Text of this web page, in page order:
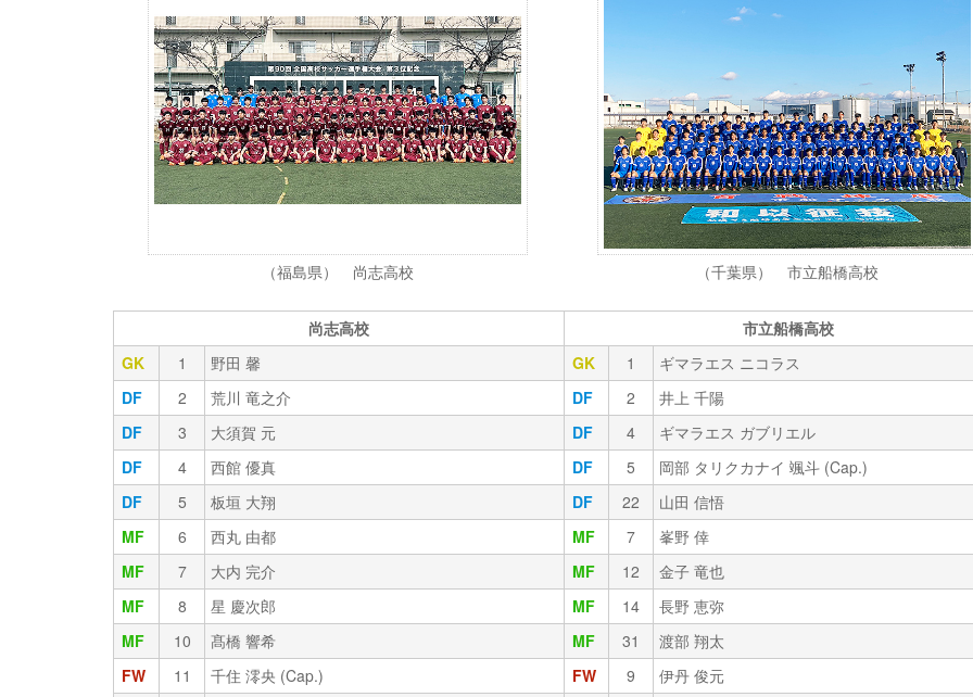
（福島県） 尚志高校 （千葉県） 市立船橋高校
尚志高校
市立船橋高校
GK
1 野田 馨 GK 1
ギマラエス ニコラス
DF
2 荒川 竜之介 DF 2
井上 千陽
DF
3 大須賀 元 DF 4
ギマラエス ガブリエル
DF
4 西館 優真 DF 5
岡部 タリクカナイ 颯斗 (Cap.)
DF
5 板垣 大翔 DF 22
山田 信悟
MF
6 西丸 由都 MF 7
峯野 倖
MF
7 大内 完介 MF 12
金子 竜也
MF
8 星 慶次郎 MF 14
長野 恵弥
MF
10 髙橋 響希 MF 31
渡部 翔太
FW
11 千住 澪央 (Cap.) FW 9
伊丹 俊元